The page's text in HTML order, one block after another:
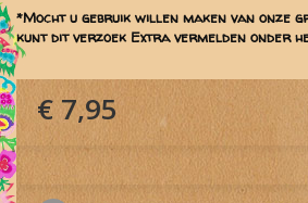
*Mocht u gebruik willen maken van onze
kunt dit verzoek Extra vermelden onder
€ 7,95